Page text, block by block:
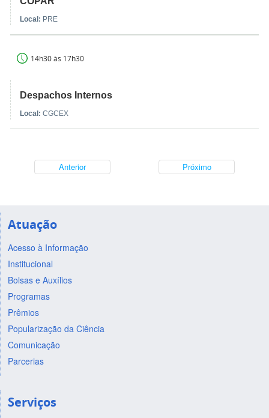
Local: PRE
14h30 às 17h30
Despachos Internos
Local: CGCEX
Anterior Próximo
Atuação
Acesso à Informação
Institucional
Bolsas e Auxílios
Programas
Prêmios
Popularização da Ciência
Comunicação
Parcerias
Serviços